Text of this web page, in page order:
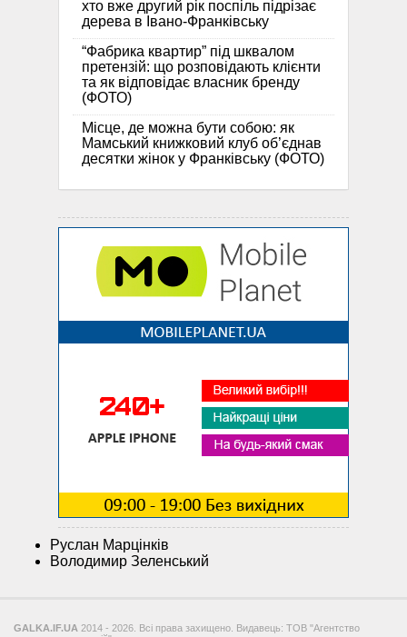
хто вже другий рік поспіль підрізає
дерева в Івано-Франківську
“Фабрика квартир” під шквалом
претензій: що розповідають клієнти
та як відповідає власник бренду
(ФОТО)
Місце, де можна бути собою: як
Мамський книжковий клуб об’єднав
десятки жінок у Франківську (ФОТО)
Руслан Марцінків
Володимир Зеленський
GALKA.IF.UA 2014 - 2026. Всі права захищено. Видавець: ТОВ "Агентство